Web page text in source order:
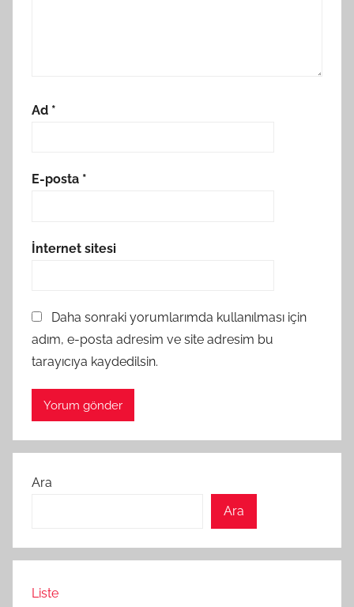
Ad *
E-posta *
İnternet sitesi
Daha sonraki yorumlarımda kullanılması için
adım, e-posta adresim ve site adresim bu
tarayıcıya kaydedilsin.
Ara
Ara
Liste